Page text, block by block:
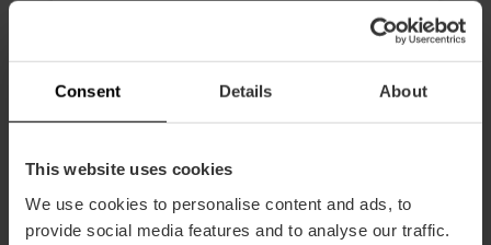
Consent Details About
This website uses cookies
We use cookies to personalise content and ads, to
provide social media features and to analyse our traffic.
Da39,00 €